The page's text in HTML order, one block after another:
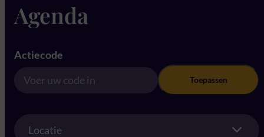
Agenda
Actiecode
Toepassen
Locatie